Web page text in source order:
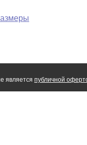
является публичной